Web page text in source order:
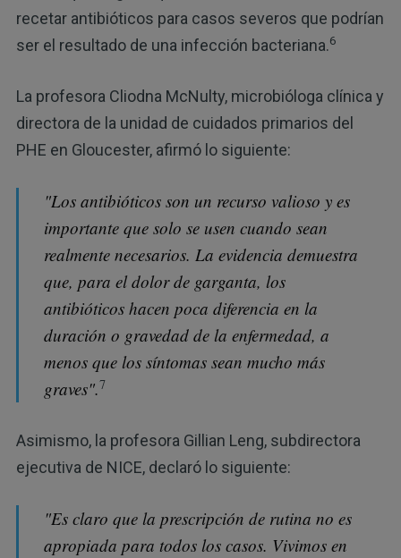
recetar antibióticos para casos severos que podrían
ser el resultado de una infección bacteriana.6
La profesora Cliodna McNulty, microbióloga clínica y
directora de la unidad de cuidados primarios del
PHE en Gloucester, afirmó lo siguiente:
"Los antibióticos son un recurso valioso y es
importante que solo se usen cuando sean
realmente necesarios. La evidencia demuestra
que, para el dolor de garganta, los
antibióticos hacen poca diferencia en la
duración o gravedad de la enfermedad, a
menos que los síntomas sean mucho más
graves".7
Asimismo, la profesora Gillian Leng, subdirectora
ejecutiva de NICE, declaró lo siguiente:
"Es claro que la prescripción de rutina no es
apropiada para todos los casos. Vivimos en